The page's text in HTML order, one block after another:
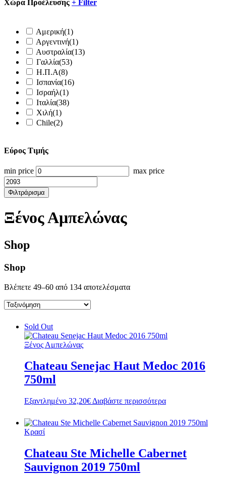
Xώρα Προέλευσης + Filter
Αμερική(1)
Αργεντινή(1)
Αυστραλία(13)
Γαλλία(53)
Η.Π.Α(8)
Ισπανία(16)
Ισραήλ(1)
Ιταλία(38)
Χιλή(1)
Chile(2)
Εύρος Τιμής
min price max price
Φιλτράρισμα
Ξένος Αμπελώνας
Shop
Shop
Βλέπετε 49–60 από 134 αποτελέσματα
Sold Out
Ξένος Αμπελώνας
Chateau Senejac Haut Medoc 2016
750ml
Εξαντλημένο 32,20€ Διαβάστε περισσότερα
Κρασί
Chateau Ste Michelle Cabernet
Sauvignon 2019 750ml